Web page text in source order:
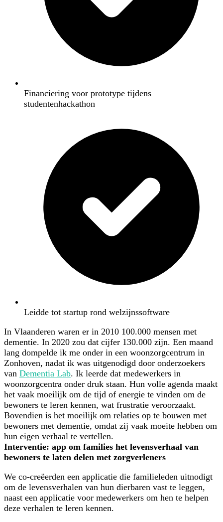
Financiering voor prototype tijdens
studentenhackathon
Leidde tot startup rond welzijnssoftware
In Vlaanderen waren er in 2010 100.000 mensen met
dementie. In 2020 zou dat cijfer 130.000 zijn. Een maand
lang dompelde ik me onder in een woonzorgcentrum in
Zonhoven, nadat ik was uitgenodigd door onderzoekers
van Dementia Lab. Ik leerde dat medewerkers in
woonzorgcentra onder druk staan. Hun volle agenda maakt
het vaak moeilijk om de tijd of energie te vinden om de
bewoners te leren kennen, wat frustratie veroorzaakt.
Bovendien is het moeilijk om relaties op te bouwen met
bewoners met dementie, omdat zij vaak moeite hebben om
hun eigen verhaal te vertellen.
Interventie: app om families het levensverhaal van
bewoners te laten delen met zorgverleners
We co-creëerden een applicatie die familieleden uitnodigt
om de levensverhalen van hun dierbaren vast te leggen,
naast een applicatie voor medewerkers om hen te helpen
deze verhalen te leren kennen.